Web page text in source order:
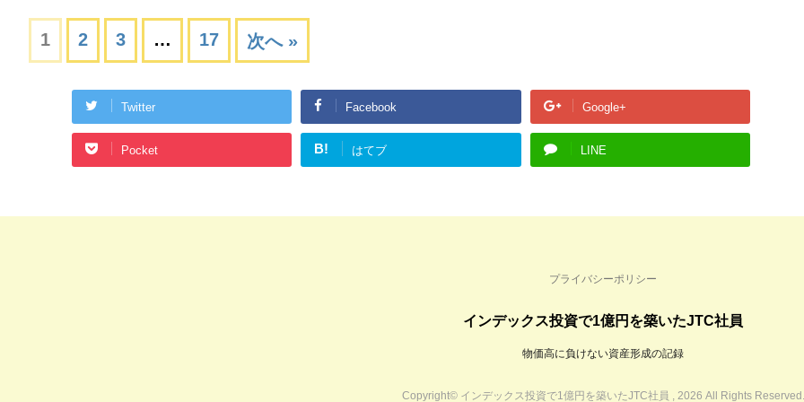
1 2 3 … 17 次へ »
Twitter Facebook Google+
Pocket B! はてブ LINE
プライバシーポリシー
インデックス投資で1億円を築いたJTC社員
物価高に負けない資産形成の記録
Copyright© インデックス投資で1億円を築いたJTC社員 , 2026 All Rights Reserved.